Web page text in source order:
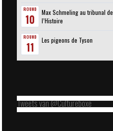
ROUND
10
Max Schmeling au tribunal de
l’Histoire
ROUND
11 Les pigeons de Tyson
Tweets van @Cultureboxe